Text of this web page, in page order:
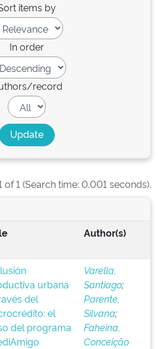
items by
In order
record
of 1 (Search time: 0.001 seconds).
Author(s)
urbana
del
el
del programa
Varella,
Santiago;
Parente,
Silvana;
Faheina,
Conceição